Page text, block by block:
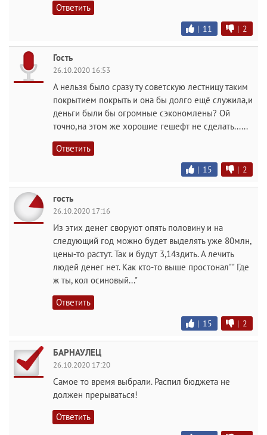
Ответить
| 11 | 2
Гость
26.10.2020 16:53
А нельзя было сразу ту советскую лестницу таким
покрытием покрыть и она бы долго ещё служила,и
деньги были бы огромные сэкономлены? Ой
точно,на этом же хорошие гешефт не сделать......
Ответить
| 15 | 2
гость
26.10.2020 17:16
Из этих денег своруют опять половину и на
следующий год можно будет выделять уже 80млн,
цены-то растут. Так и будут 3,14здить. А лечить
людей денег нет. Как кто-то выше простонал"" Где
ж ты, кол осиновый..."
Ответить
| 15 | 2
БАРНАУЛЕЦ
26.10.2020 17:20
Самое то время выбрали. Распил бюджета не
должен прерываться!
Ответить